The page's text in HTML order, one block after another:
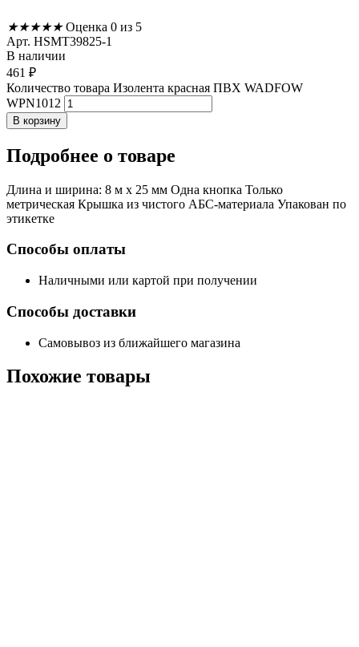
★★★★★ Оценка 0 из 5
Арт. HSMT39825-1
В наличии
461 ₽
Количество товара Изолента красная ПВХ WADFOW
WPN1012
В корзину
Подробнее о товаре
Длина и ширина: 8 м x 25 мм Одна кнопка Только
метрическая Крышка из чистого АБС-материала Упакован по
этикетке
Способы оплаты
Наличными или картой при получении
Способы доставки
Самовывоз из ближайшего магазина
Похожие товары